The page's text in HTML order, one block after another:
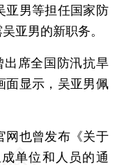
亚男等担任国家防
亚男的新职务。
席全国防汛抗旱
面显示，吴亚男佩
也曾发布《关于
单位和人员的通